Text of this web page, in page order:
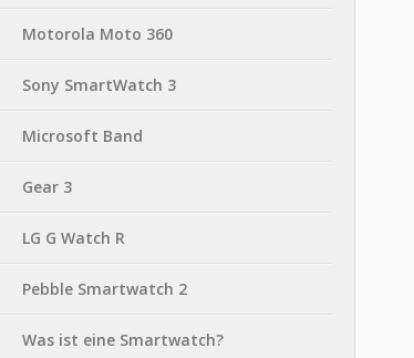
Motorola Moto 360
Sony SmartWatch 3
Microsoft Band
Gear 3
LG G Watch R
Pebble Smartwatch 2
Was ist eine Smartwatch?